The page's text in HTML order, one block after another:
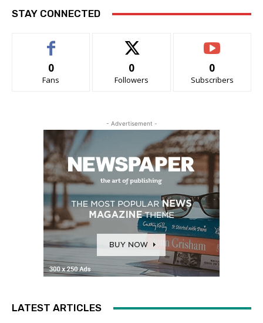
STAY CONNECTED
0
Fans
0
Followers
0
Subscribers
- Advertisement -
LATEST ARTICLES